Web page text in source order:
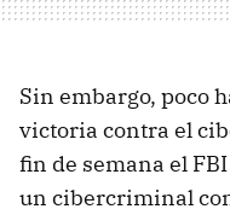
Sin embargo, poco
victoria contra el
fin de semana el
un cibercriminal